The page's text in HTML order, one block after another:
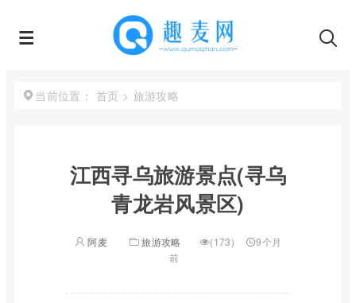
当前位置： 首页 > 旅游攻略
江西寻乌旅游景点(寻乌
青龙岩风景区)
阿麦 旅游攻略 (173)
9个月
前